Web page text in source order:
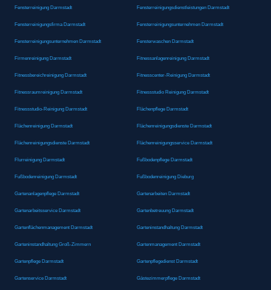
Fensterreinigung Darmstadt Fensterreinigungsdienstleistungen Darmstadt
Fensterreinigungsfirma Darmstadt Fensterreinigungsunternehmen Darmstadt
Fensterreinigungsunternehmen Darmstadt Fensterwaschen Darmstadt
Firmenreinigung Darmstadt Fitnessanlagenreinigung Darmstadt
Fitnessbereichreinigung Darmstadt Fitnesscenter-Reinigung Darmstadt
Fitnessraumreinigung Darmstadt Fitnessstudio Reinigung Darmstadt
Fitnessstudio-Reinigung Darmstadt Flächenpflege Darmstadt
Flächenreinigung Darmstadt Flächenreinigungsdienste Darmstadt
Flächenreinigungsdienste Darmstadt Flächenreinigungsservice Darmstadt
Flurreinigung Darmstadt Fußbodenpflege Darmstadt
Fußbodenreinigung Darmstadt Fußbodenreinigung Dieburg
Gartenanlagenpflege Darmstadt Gartenarbeiten Darmstadt
Gartenarbeitsservice Darmstadt Gartenbetreuung Darmstadt
Gartenflächenmanagement Darmstadt Garteninstandhaltung Darmstadt
Garteninstandhaltung Groß-Zimmern Gartenmanagement Darmstadt
Gartenpflege Darmstadt Gartenpflegedienst Darmstadt
Gartenservice Darmstadt Gästezimmerpflege Darmstadt